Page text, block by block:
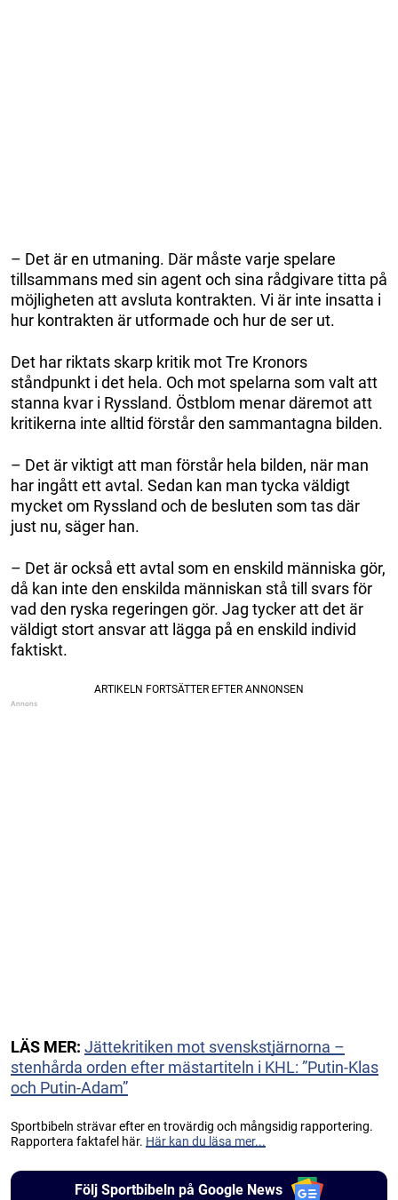
– Det är en utmaning. Där måste varje spelare
tillsammans med sin agent och sina rådgivare titta på
möjligheten att avsluta kontrakten. Vi är inte insatta i
hur kontrakten är utformade och hur de ser ut.
Det har riktats skarp kritik mot Tre Kronors
ståndpunkt i det hela. Och mot spelarna som valt att
stanna kvar i Ryssland. Östblom menar däremot att
kritikerna inte alltid förstår den sammantagna bilden.
– Det är viktigt att man förstår hela bilden, när man
har ingått ett avtal. Sedan kan man tycka väldigt
mycket om Ryssland och de besluten som tas där
just nu, säger han.
– Det är också ett avtal som en enskild människa gör,
då kan inte den enskilda människan stå till svars för
vad den ryska regeringen gör. Jag tycker att det är
väldigt stort ansvar att lägga på en enskild individ
faktiskt.
LÄS MER: Jättekritiken mot svenskstjärnorna –
stenhårda orden efter mästartiteln i KHL: ”Putin-Klas
och Putin-Adam”
Sportbibeln strävar efter en trovärdig och mångsidig rapportering.
Rapportera faktafel här. Här kan du läsa mer...
Följ Sportbibeln på Google News